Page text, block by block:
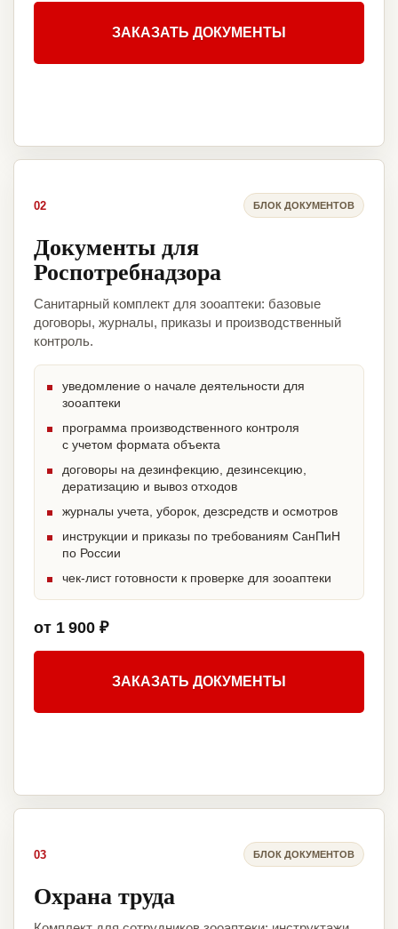
ЗАКАЗАТЬ ДОКУМЕНТЫ
02 БЛОК ДОКУМЕНТОВ
Документы для
Роспотребнадзора
Санитарный комплект для зооаптеки: базовые
договоры, журналы, приказы и производственный
контроль.
уведомление о начале деятельности для
зооаптеки
программа производственного контроля
с учетом формата объекта
договоры на дезинфекцию, дезинсекцию,
дератизацию и вывоз отходов
журналы учета, уборок, дезсредств и осмотров
инструкции и приказы по требованиям СанПиН
по России
чек-лист готовности к проверке для зооаптеки
от 1 900 ₽
ЗАКАЗАТЬ ДОКУМЕНТЫ
03 БЛОК ДОКУМЕНТОВ
Охрана труда